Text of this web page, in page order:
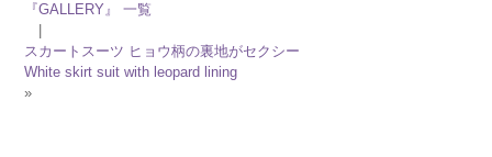
『GALLERY』 一覧
スカートスーツ ヒョウ柄の裏地がセクシー
White skirt suit with leopard lining
»